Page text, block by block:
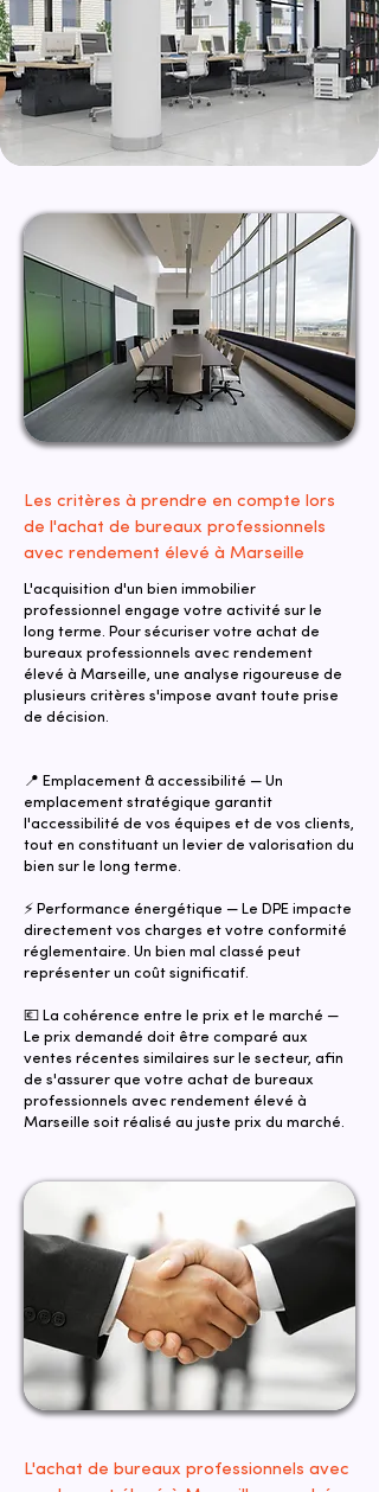
Les critères à prendre en compte lors
de l'achat de bureaux professionnels
avec rendement élevé à Marseille
L'acquisition d'un bien immobilier
professionnel engage votre activité sur le
long terme. Pour sécuriser votre achat de
bureaux professionnels avec rendement
élevé à Marseille, une analyse rigoureuse de
plusieurs critères s'impose avant toute prise
de décision.
📍 Emplacement & accessibilité — Un
emplacement stratégique garantit
l'accessibilité de vos équipes et de vos clients,
tout en constituant un levier de valorisation du
bien sur le long terme.
⚡ Performance énergétique — Le DPE impacte
directement vos charges et votre conformité
réglementaire. Un bien mal classé peut
représenter un coût significatif.
💶 La cohérence entre le prix et le marché —
Le prix demandé doit être comparé aux
ventes récentes similaires sur le secteur, afin
de s'assurer que votre achat de bureaux
professionnels avec rendement élevé à
Marseille soit réalisé au juste prix du marché.
L'achat de bureaux professionnels avec